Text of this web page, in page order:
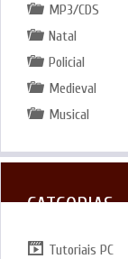
MP3/CDS
Natal
Policial
Medieval
Musical
CATGORIAS
Tutoriais PC